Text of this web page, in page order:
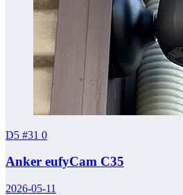
D5 #31 0
Anker eufyCam C35
2026-05-11